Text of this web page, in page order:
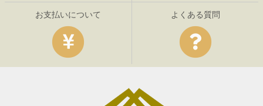
お支払いについて よくある質問